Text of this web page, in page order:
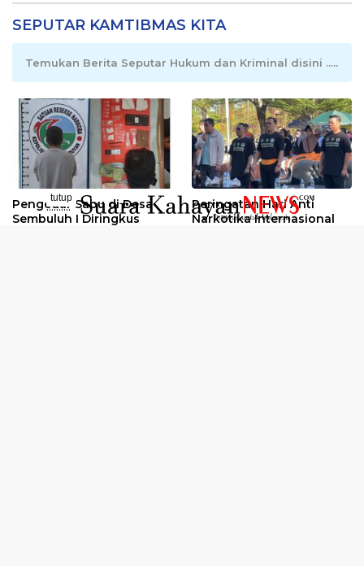
SEPUTAR KAMTIBMAS KITA
Temukan Berita Seputar Hukum dan Kriminal disini .....
Pengedar Sabu di Desa
Sembuluh I Diringkus
Peringatan Hari Anti
Narkotika Internasional
tutup
..........